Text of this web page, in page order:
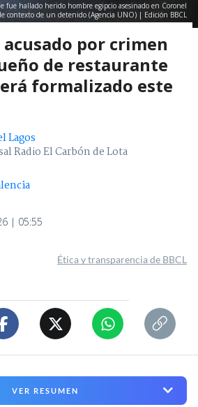
fue hallado herido hombre egipcio asesinado en Coronel
contexto de un detenido (Agencia UNO) | Edición BBCL
por crimen
de restaurante
formalizado este
Lagos
Radio El Carbón de Lota
| 05:55
Ética y transparencia de BBCL
VER RESUMEN